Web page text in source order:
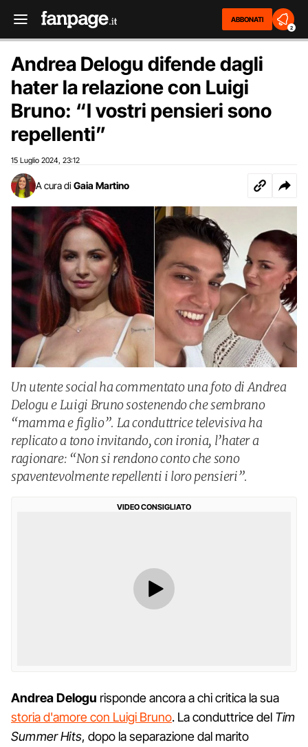
ABBONATI
2
Andrea Delogu difende dagli
hater la relazione con Luigi
Bruno: “I vostri pensieri sono
repellenti”
15 Luglio 2024 23:12
A cura di Gaia Martino
Un utente social ha commentato una foto di Andrea
Delogu e Luigi Bruno sostenendo che sembrano
“mamma e figlio”. La conduttrice televisiva ha
replicato a tono invitando, con ironia, l’hater a
ragionare: “Non si rendono conto che sono
spaventevolmente repellenti i loro pensieri”.
VIDEO CONSIGLIATO
Andrea Delogu risponde ancora a chi critica la sua
storia d'amore con Luigi Bruno. La conduttrice del Tim
Summer Hits, dopo la separazione dal marito